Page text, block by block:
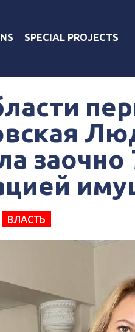
SPECIAL PROJECTS
заочно
ВЛАСТЬ